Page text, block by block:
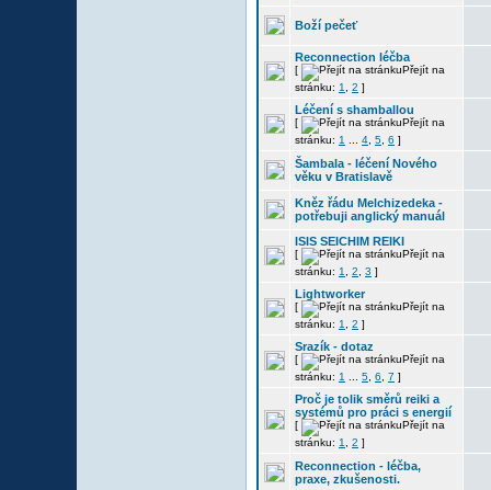
Boží pečeť
Reconnection léčba
[
Přejít na
stránku: 1 2 ]
Léčení s shamballou
[
Přejít na
stránku: 1 4 5 6 ]
Šambala - léčení Nového
věku v Bratislavě
Kněz řádu Melchizedeka -
potřebuji anglický manuál
ISIS SEICHIM REIKI
[
Přejít na
stránku: 1 2 3 ]
Lightworker
[
Přejít na
stránku: 1 2 ]
Srazík - dotaz
[
Přejít na
stránku: 1 5 6 7 ]
Proč je tolik směrů reiki a
systémů pro práci s energií
[
Přejít na
stránku: 1 2 ]
Reconnection - léčba,
praxe, zkušenosti.